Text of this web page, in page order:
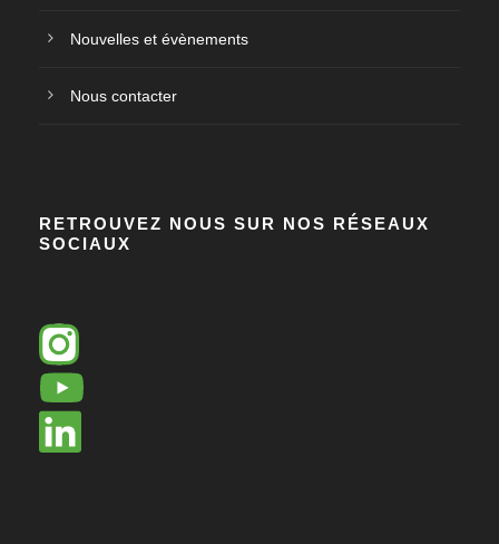
Nouvelles et évènements
Nous contacter
RETROUVEZ NOUS SUR NOS RÉSEAUX
SOCIAUX